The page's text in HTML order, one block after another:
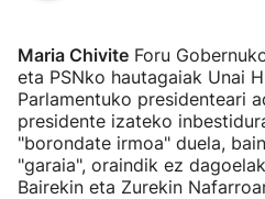
Maria Chivite Foru
eta PSNko hautagaiak Unai
Parlamentuko presidenteari
presidente izateko
"borondate irmoa" duela,
"garaia", oraindik ez
Bairekin eta Zurekin